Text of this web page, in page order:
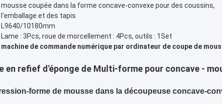
mousse coupée dans la forme concave-convexe pour des coussins,
l'emballage et des tapis
L9640/10180mm
Lame : 3Pcs, roue de morcellement : 4Pcs, outils : 1Set
machine de commande numérique par ordinateur de coupe de
en refief d'éponge de Multi-forme pour concave -
forme de mousse dans la découpeuse concave-